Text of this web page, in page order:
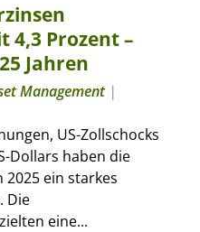
4,3 Prozent –
Jahren
Management|
US-Zollschocks
Dollars haben die
2025 ein starkes
Die
eine...